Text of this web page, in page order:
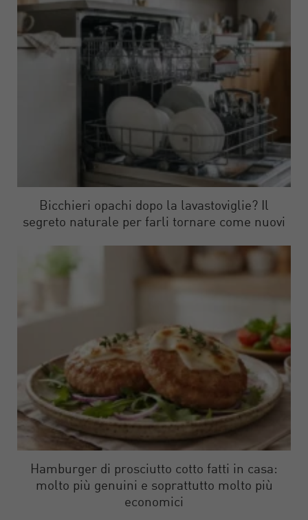
Bicchieri opachi dopo la lavastoviglie? Il
segreto naturale per farli tornare come nuovi
Hamburger di prosciutto cotto fatti in casa:
molto più genuini e soprattutto molto più
economici